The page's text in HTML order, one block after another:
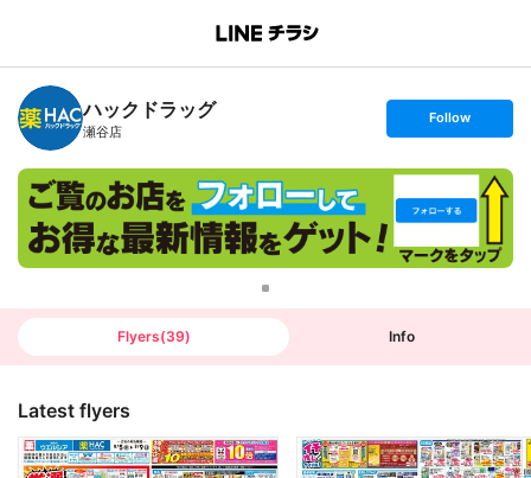
B
n
c
h
T
ハックドラッグ
瀬谷店
s
t
o
l
o
w
Follow
Flyers(39) Info
Latest flyers